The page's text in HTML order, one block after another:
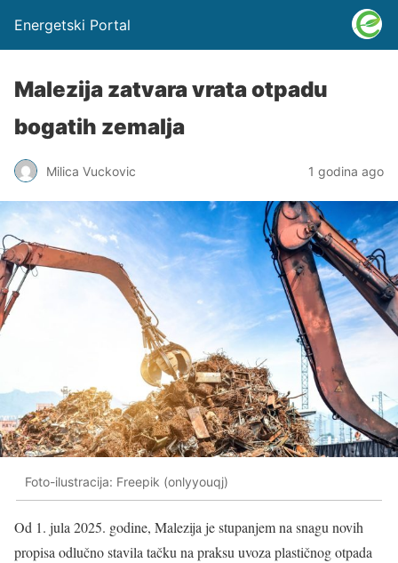
Energetski Portal
Malezija zatvara vrata otpadu
bogatih zemalja
Milica Vuckovic 1 godina ago
Foto-ilustracija: Freepik (onlyyouqj)
Od 1. jula 2025. godine, Malezija je stupanjem na snagu novih
propisa odlučno stavila tačku na praksu uvoza plastičnog otpada